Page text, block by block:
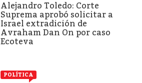
Alejandro Toledo: Corte
Suprema aprobó solicitar a
Israel extradición de
Avraham Dan On por caso
Ecoteva
POLÍTICA